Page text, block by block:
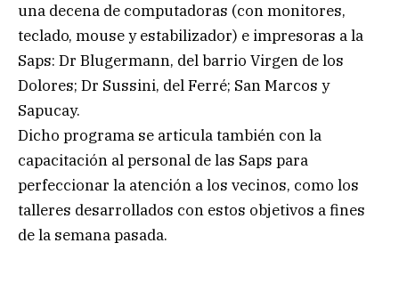
una decena de computadoras (con monitores,
teclado, mouse y estabilizador) e impresoras a la
Saps: Dr Blugermann, del barrio Virgen de los
Dolores; Dr Sussini, del Ferré; San Marcos y
Sapucay.
Dicho programa se articula también con la
capacitación al personal de las Saps para
perfeccionar la atención a los vecinos, como los
talleres desarrollados con estos objetivos a fines
de la semana pasada.